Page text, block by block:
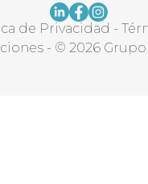
de Privacidad -
- © 2026 Grupo